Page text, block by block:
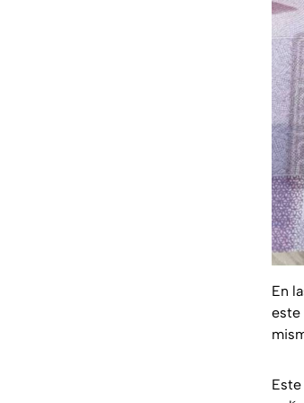
En
este